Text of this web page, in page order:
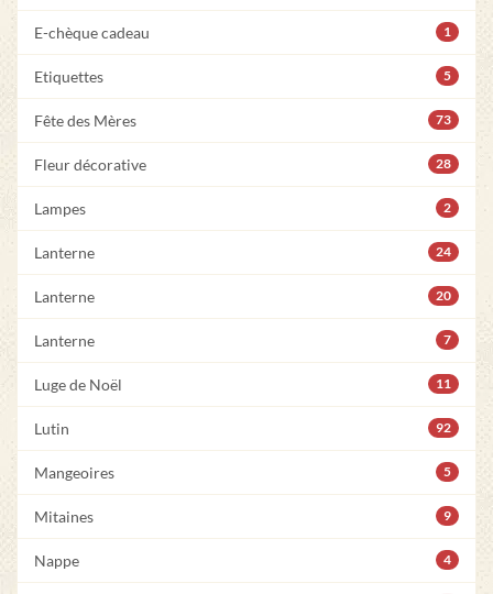
E-chèque cadeau 1
Etiquettes 5
Fête des Mères 73
Fleur décorative 28
Lampes 2
Lanterne 24
Lanterne 20
Lanterne 7
Luge de Noël 11
Lutin 92
Mangeoires 5
Mitaines 9
Nappe 4